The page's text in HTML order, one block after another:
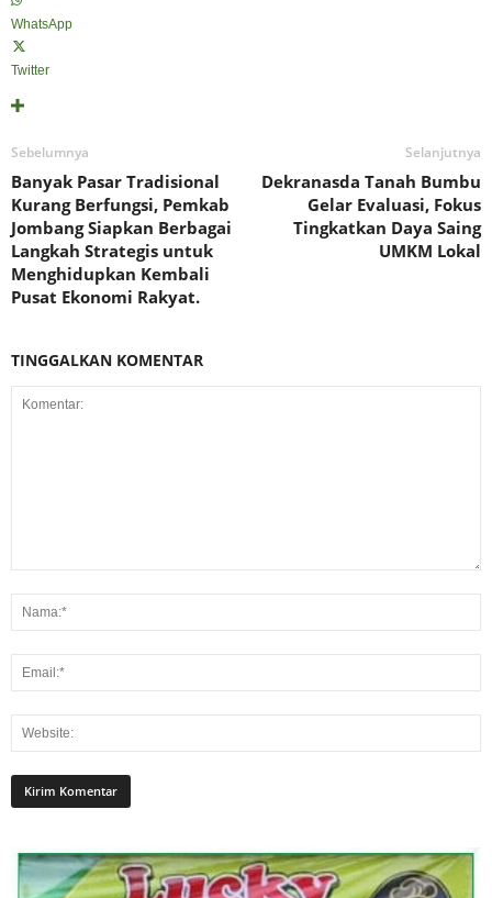
WhatsApp
Twitter
Sebelumnya
Banyak Pasar Tradisional
Kurang Berfungsi, Pemkab
Jombang Siapkan Berbagai
Langkah Strategis untuk
Menghidupkan Kembali
Pusat Ekonomi Rakyat.
Selanjutnya
Dekranasda Tanah Bumbu
Gelar Evaluasi, Fokus
Tingkatkan Daya Saing
UMKM Lokal
TINGGALKAN KOMENTAR